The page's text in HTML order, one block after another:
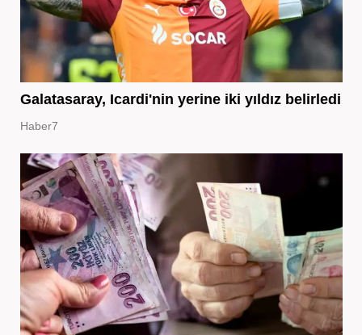
Galatasaray, Icardi'nin yerine iki yıldız belirledi
Haber7